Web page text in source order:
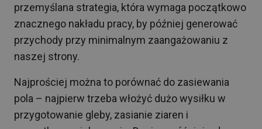
przemyślana strategia, która wymaga początkowo
znacznego nakładu pracy, by później generować
przychody przy minimalnym zaangażowaniu z
naszej strony.
Najprościej można to porównać do zasiewania
pola – najpierw trzeba włożyć dużo wysiłku w
przygotowanie gleby, zasianie ziaren i